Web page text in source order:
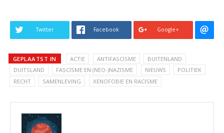
Twitter Facebook Google+
GEPLAATST IN ACTIE ANTIFASCISME
BUITENLAND
DUITSLAND
FASCISME EN (NEO-)NAZISME NIEUWS
POLITIEK
RECHT
SAMENLEVING XENOFOBIE EN RACISME